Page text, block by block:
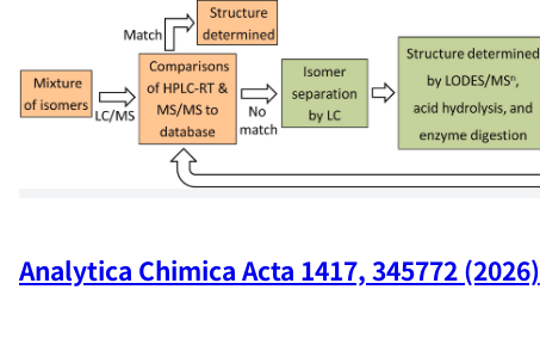
Analytica Chimica Acta 1417, 345772 (2026)